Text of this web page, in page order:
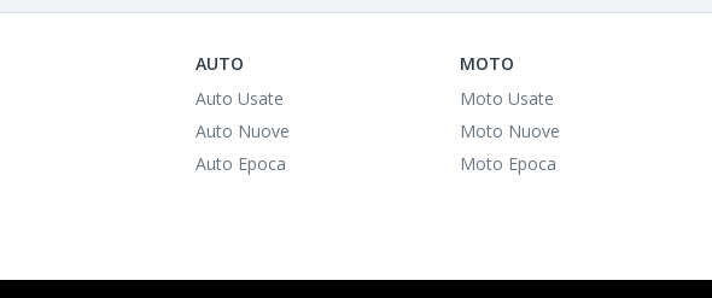
AUTO
Auto Usate
Auto Nuove
Auto Epoca
MOTO
Moto Usate
Moto Nuove
Moto Epoca